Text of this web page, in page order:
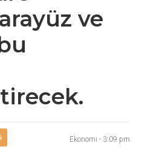
ve
Ekonomi - 3:09 pm